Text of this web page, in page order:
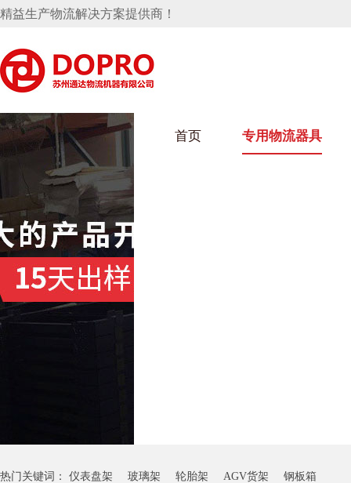
精益生产物流解决方案提供商！
首页 专用物流器具
麻豆天美在线观看架
速箱托盘 保险杠料架
胎架
冲压件料架
仪表盘料架
向机料架
消声器料架
挂料架
手推车
网箱
藏式马桶水箱支架
汽车行业
卫浴行业
热门关键词： 仪表盘架 玻璃架 轮胎架 AGV货架 钢板箱